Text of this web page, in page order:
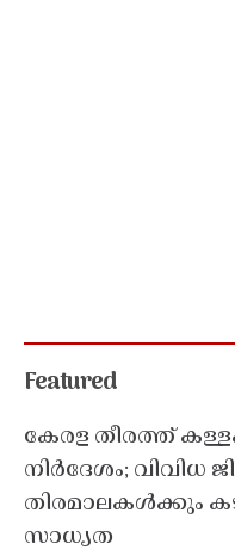
Featured
കേരള തീരത്ത്
നിർദേശം; വിവിധ
തിരമാലകൾക്കും
സാധ്യത